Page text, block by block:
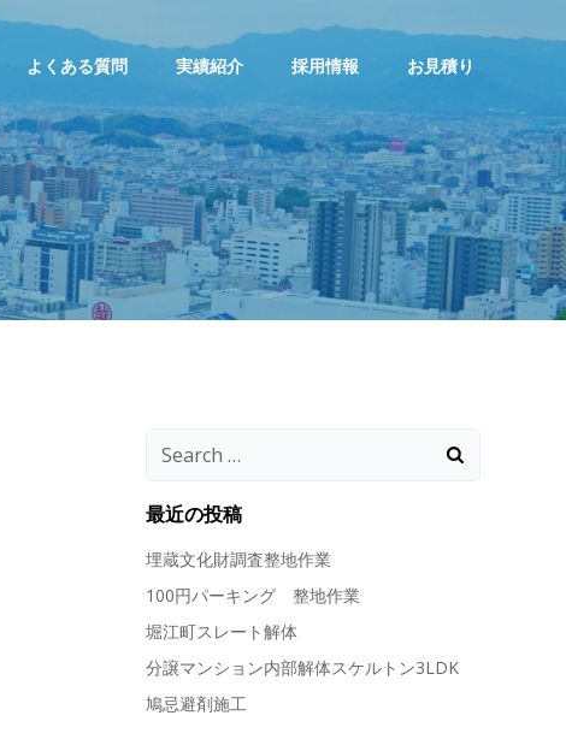
よくある質問 実績紹介 採用情報 お見積り
Search
最近の投稿
埋蔵文化財調査整地作業
100円パーキング 整地作業
堀江町スレート解体
分譲マンション内部解体スケルトン3LDK
鳩忌避剤施工